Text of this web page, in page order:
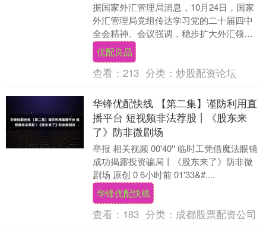
据国家外汇管理局消息，10月24日，国家
外汇管理局党组传达学习党的二十届四中
全会精神。会议强调，稳步扩大外汇领域
高水平制度型开放，统筹推进人民币国际
化与资本项目....
优配良品
查看： 213 分类： 炒股配资论坛
华锋优配快线 【第二集】谨防利用直
播平台 短视频非法荐股丨《股东来
了》防非微剧场
举报 相关视频 00'40'' 临时工凭借魔法眼镜
成功揭露投资骗局丨《股东来了》防非微
剧场 原创 0 6小时前 01'33&#....
华锋优配快线
查看： 183 分类： 成都股票配资公司